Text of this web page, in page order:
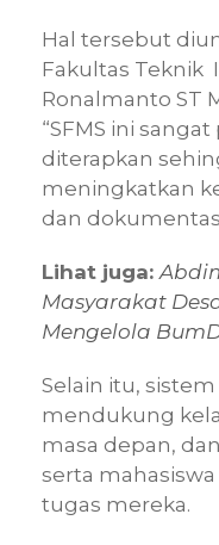
Hal tersebut
Fakultas Teknik
Ronalmanto ST
“SFMS ini
diterapkan
meningkatkan
dan
Lihat juga:
Masyarakat
Mengelola
Selain itu,
mendukung
masa depan,
serta
tugas mereka.